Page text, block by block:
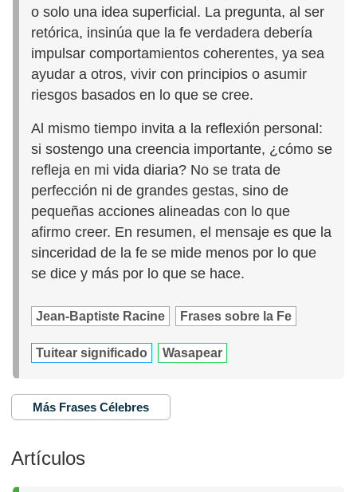
o solo una idea superficial. La pregunta, al ser
retórica, insinúa que la fe verdadera debería
impulsar comportamientos coherentes, ya sea
ayudar a otros, vivir con principios o asumir
riesgos basados en lo que se cree.
Al mismo tiempo invita a la reflexión personal:
si sostengo una creencia importante, ¿cómo se
refleja en mi vida diaria? No se trata de
perfección ni de grandes gestas, sino de
pequeñas acciones alineadas con lo que
afirmo creer. En resumen, el mensaje es que la
sinceridad de la fe se mide menos por lo que
se dice y más por lo que se hace.
Jean-Baptiste Racine Frases sobre la Fe
Tuitear significado Wasapear
Más Frases Célebres
Artículos